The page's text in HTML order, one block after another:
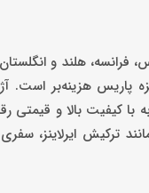
فرانسه، هلند و
لوکس شانزلیزه پاریس
اما قصر شیرین با 20 سال تجربه، خدماتی مشابه با کیفیت
ترکیش ایرلاینز،